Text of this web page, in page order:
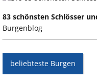
83 schönsten Schlösser
Burgenblog
beliebteste Burgen